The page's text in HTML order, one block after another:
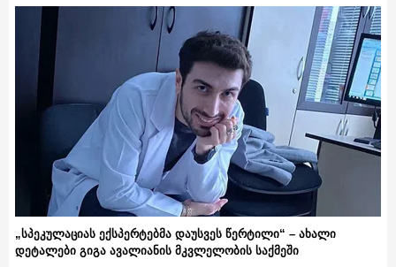
„სპეკულაციას ექსპერტებმა დაუსვეს წერტილი“ – ახალი
დეტალები გიგა ავალიანის მკვლელობის საქმეში